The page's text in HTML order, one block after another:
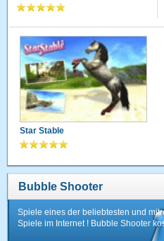
Star Stable
Bubble Shooter
Spiele eines der beliebtesten und
Spiele im Internet ! Bubble Shooter